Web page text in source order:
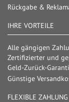
Rückgabe &
IHRE VORTEILE
Alle gängigen
Zertifizierter und
Geld-Zurück-
Günstige
FLEXIBLE ZAHLUNG